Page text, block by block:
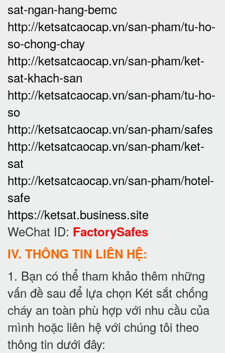
sat-ngan-hang-bemc
http://ketsatcaocap.vn/san-pham/tu-ho-
so-chong-chay
http://ketsatcaocap.vn/san-pham/ket-
sat-khach-san
http://ketsatcaocap.vn/san-pham/tu-ho-
so
http://ketsatcaocap.vn/san-pham/safes
http://ketsatcaocap.vn/san-pham/ket-
sat
http://ketsatcaocap.vn/san-pham/hotel-
safe
https://ketsat.business.site
WeChat ID: FactorySafes
IV. THÔNG TIN LIÊN HỆ:
1. Bạn có thể tham khảo thêm những
vấn đề sau để lựa chọn Két sắt chống
cháy an toàn phù hợp với nhu cầu của
mình hoặc liên hệ với chúng tôi theo
thông tin dưới đây: